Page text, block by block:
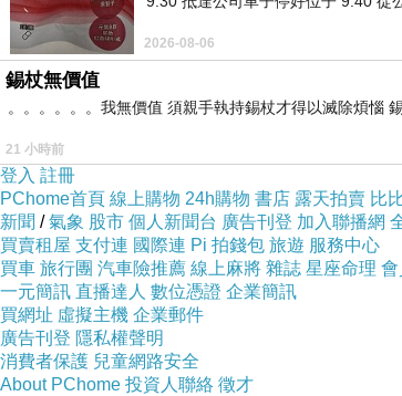
2026-08-06
錫杖無價值
。。。。。。我無價值 須親手執持錫杖才得以滅除煩惱
21 小時前
登入 註冊
PChome首頁 線上購物 24h購物 書店 露天拍賣 比
新聞 /氣象 股市 個人新聞台 廣告刊登 加入聯播網
買賣租屋 支付連 國際連 Pi 拍錢包 旅遊 服務中心
買車 旅行團 汽車險推薦 線上麻將 雜誌 星座命理 會
一元簡訊 直播達人 數位憑證 企業簡訊
買網址 虛擬主機 企業郵件
廣告刊登 隱私權聲明
消費者保護 兒童網路安全
About PChome 投資人聯絡 徵才